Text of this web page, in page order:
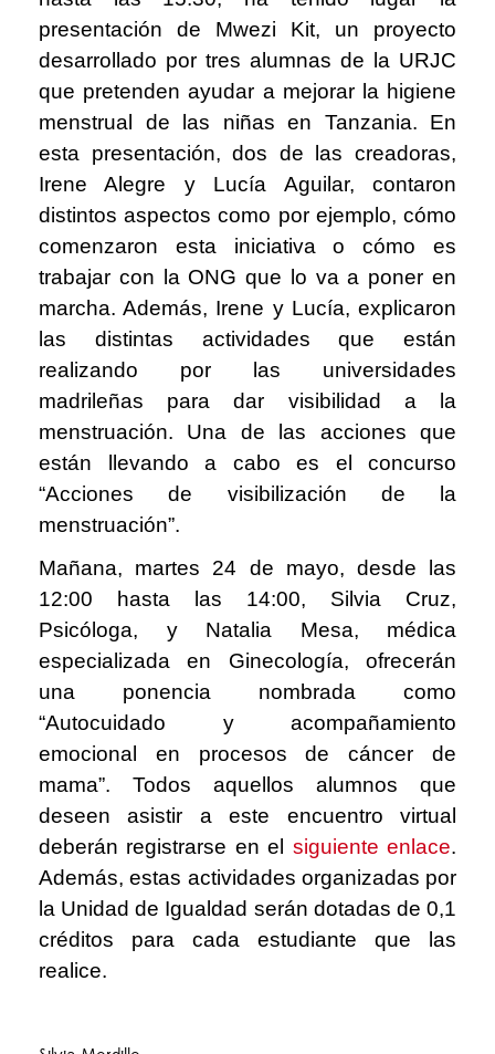
presentación de Mwezi Kit, un proyecto
desarrollado por tres alumnas de la URJC
que pretenden ayudar a mejorar la higiene
menstrual de las niñas en Tanzania. En
esta presentación, dos de las creadoras,
Irene Alegre y Lucía Aguilar, contaron
distintos aspectos como por ejemplo, cómo
comenzaron esta iniciativa o cómo es
trabajar con la ONG que lo va a poner en
marcha. Además, Irene y Lucía, explicaron
las distintas actividades que están
realizando por las universidades
madrileñas para dar visibilidad a la
menstruación. Una de las acciones que
están llevando a cabo es el concurso
“Acciones de visibilización de la
menstruación”.
Mañana, martes 24 de mayo, desde las
12:00 hasta las 14:00, Silvia Cruz,
Psicóloga, y Natalia Mesa, médica
especializada en Ginecología, ofrecerán
una ponencia nombrada como
“Autocuidado y acompañamiento
emocional en procesos de cáncer de
mama”. Todos aquellos alumnos que
deseen asistir a este encuentro virtual
deberán registrarse en el siguiente enlace.
Además, estas actividades organizadas por
la Unidad de Igualdad serán dotadas de 0,1
créditos para cada estudiante que las
realice.